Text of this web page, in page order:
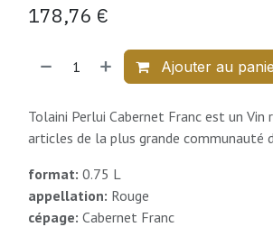
178,76 €
Ajouter au
Tolaini Perlui Cabernet Franc est un
articles de la plus grande communauté
format: 0.75 L
appellation: Rouge
cépage: Cabernet Franc